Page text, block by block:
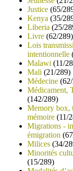
Justice (65/
Kenya (35/
Liberia (25/
Livre (62/289)
Lois
intentionnelle
Malawi (11/
Mali (21/289)
Médecine
Médicament,
(142/289)
Memory box,
mémoire (11/
Migrations -
émigration
Milices (34/
Minorités
(15/289)